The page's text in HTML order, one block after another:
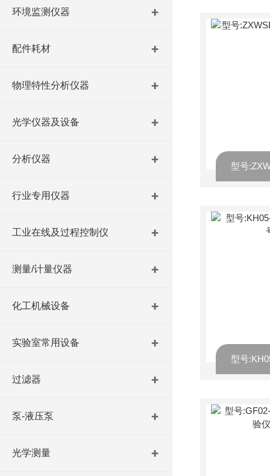
环境监测仪器
配件耗材
物理特性分析仪器
光学仪器及设备
分析仪器
行业专用仪器
工业在线及过程控制仪
测量/计量仪器
化工机械设备
实验室常用设备
过滤器
泵-液压泵
光学测量